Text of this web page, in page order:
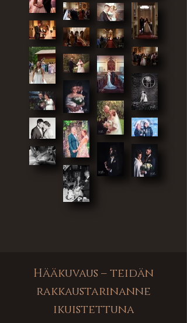
Hääkuvaus – teidän
rakkaustarinanne
ikuistettuna